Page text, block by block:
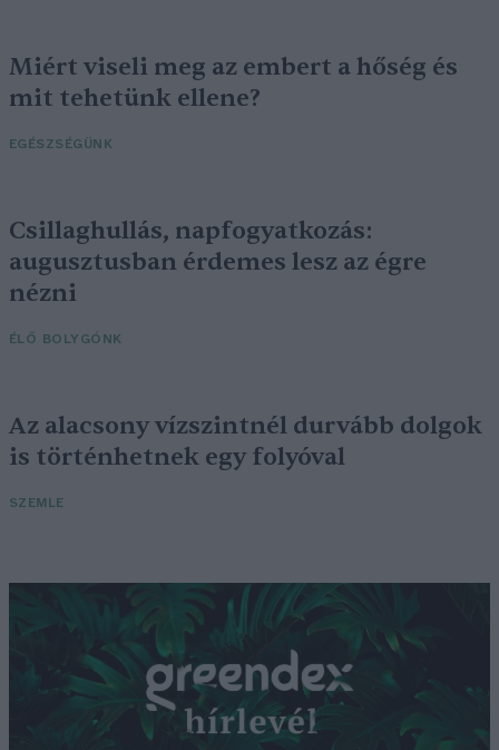
Miért viseli meg az embert a hőség és
mit tehetünk ellene?
EGÉSZSÉGÜNK
Csillaghullás, napfogyatkozás:
augusztusban érdemes lesz az égre
nézni
ÉLŐ BOLYGÓNK
Az alacsony vízszintnél durvább dolgok
is történhetnek egy folyóval
SZEMLE